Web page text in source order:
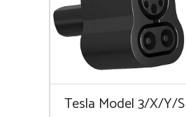
Tesla Model 3/X/Y/